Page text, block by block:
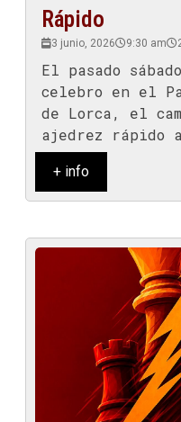
Rápido
3 junio, 2026 9:30 am
El pasado
celebro en el
de Lorca, el
ajedrez rápido
+ info